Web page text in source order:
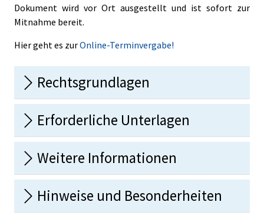
Dokument wird vor Ort ausgestellt und ist sofort zur
Mitnahme bereit.
Hier geht es zurOnline-Terminvergabe!
Rechtsgrundlagen
Erforderliche Unterlagen
Weitere Informationen
Hinweise und Besonderheiten